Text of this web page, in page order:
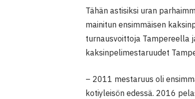
Tähän astisiksi uran
mainitun ensimmäisen
turnausvoittoja Tampereella
kaksinpelimestaruudet
– 2011 mestaruus oli
kotiyleisön edessä. 2016